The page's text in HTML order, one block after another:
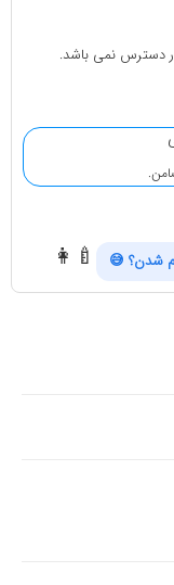
دسترس نمی باشد.
👩‍🍼 باشه عش